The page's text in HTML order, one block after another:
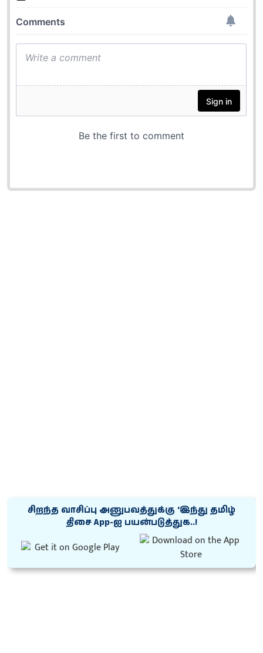
சிறந்த வாசிப்பு அனுபவத்துக்கு ‘இந்து தமிழ்
திசை App-ஐ பயன்படுத்துக..!